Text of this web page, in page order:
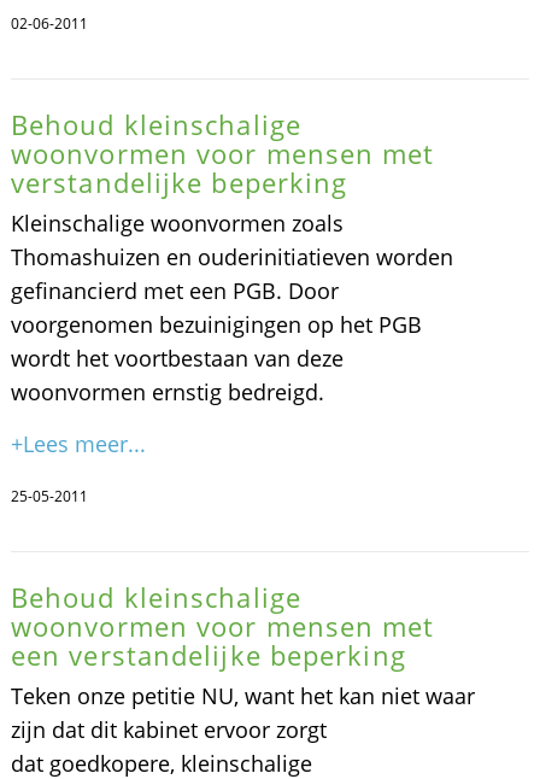
02-06-2011
Behoud kleinschalige
woonvormen voor mensen met
verstandelijke beperking
Kleinschalige woonvormen zoals
Thomashuizen en ouderinitiatieven worden
gefinancierd met een PGB. Door
voorgenomen bezuinigingen op het PGB
wordt het voortbestaan van deze
woonvormen ernstig bedreigd.
+Lees meer...
25-05-2011
Behoud kleinschalige
woonvormen voor mensen met
een verstandelijke beperking
Teken onze petitie NU, want het kan niet waar
zijn dat dit kabinet ervoor zorgt
dat goedkopere, kleinschalige